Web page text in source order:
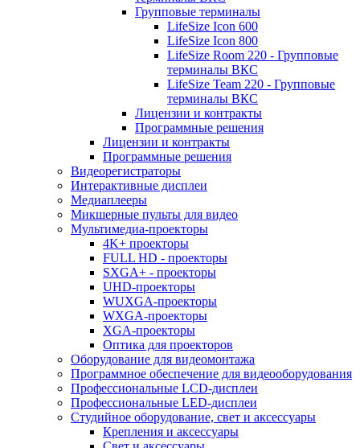
Групповые терминалы
LifeSize Icon 600
LifeSize Icon 800
LifeSize Room 220 - Групповые
терминалы ВКС
LifeSize Team 220 - Групповые
терминалы ВКС
Лицензии и контракты
Программные решения
Лицензии и контракты
Программные решения
Видеорегистраторы
Интерактивные дисплеи
Медиаплееры
Микшерные пульты для видео
Мультимедиа-проекторы
4K+ проекторы
FULL HD - проекторы
SXGA+ - проекторы
UHD-проекторы
WUXGA-проекторы
WXGA-проекторы
XGA-проекторы
Оптика для проекторов
Оборудование для видеомонтажа
Программное обеспечение для видеооборудования
Профессиональные LCD-дисплеи
Профессиональные LED-дисплеи
Студийное оборудование, свет и аксессуары
Крепления и аксессуары